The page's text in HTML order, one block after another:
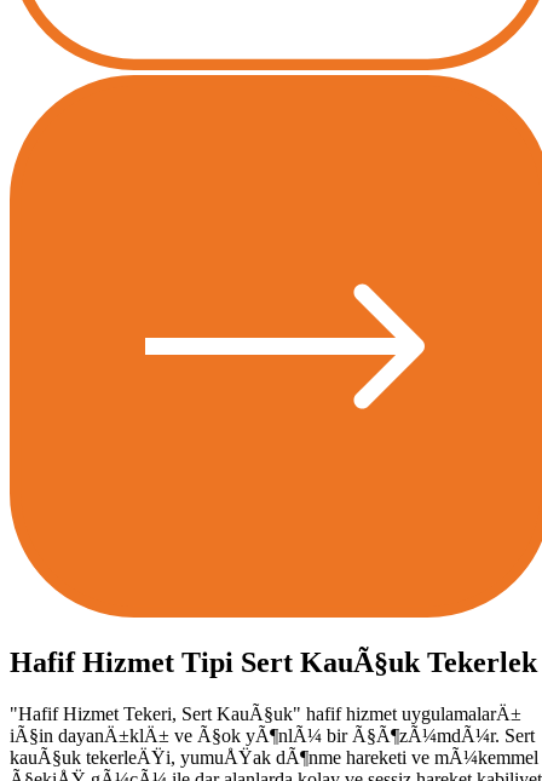
Hafif Hizmet Tipi Sert KauÃ§uk Tekerlek
"Hafif Hizmet Tekeri, Sert KauÃ§uk" hafif hizmet uygulamalarÄ±
iÃ§in dayanÄ±klÄ± ve Ã§ok yÃ¶nlÃ¼ bir Ã§Ã¶zÃ¼mdÃ¼r. Sert
kauÃ§uk tekerleÄŸi, yumuÅŸak dÃ¶nme hareketi ve mÃ¼kemmel